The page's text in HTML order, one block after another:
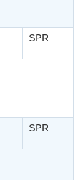
SPR
SPR